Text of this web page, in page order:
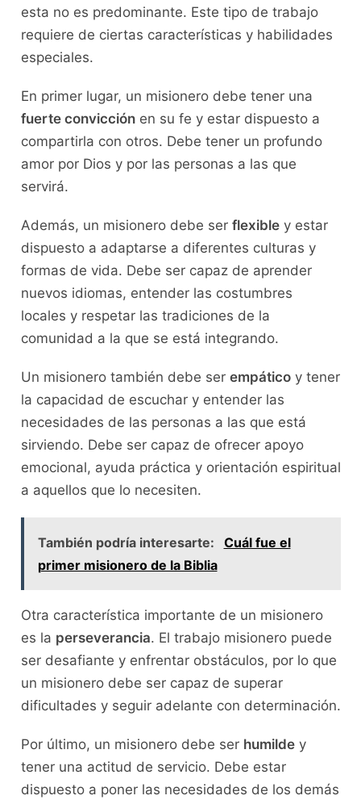
esta no es predominante. Este tipo de trabajo
requiere de ciertas características y habilidades
especiales.
En primer lugar, un misionero debe tener una
fuerte convicciónen su fe y estar dispuesto a
compartirla con otros. Debe tener un profundo
amor por Dios y por las personas a las que
servirá.
Además, un misionero debe ser flexibley estar
dispuesto a adaptarse a diferentes culturas y
formas de vida. Debe ser capaz de aprender
nuevos idiomas, entender las costumbres
locales y respetar las tradiciones de la
comunidad a la que se está integrando.
Un misionero también debe ser empáticoy tener
la capacidad de escuchar y entender las
necesidades de las personas a las que está
sirviendo. Debe ser capaz de ofrecer apoyo
emocional, ayuda práctica y orientación espiritual
a aquellos que lo necesiten.
También podría interesarte:
Cuál fue el
primer misionero de la Biblia
Otra característica importante de un misionero
es la perseverancia. El trabajo misionero puede
ser desafiante y enfrentar obstáculos, por lo que
un misionero debe ser capaz de superar
dificultades y seguir adelante con determinación.
Por último, un misionero debe ser humildey
tener una actitud de servicio. Debe estar
dispuesto a poner las necesidades de los demás